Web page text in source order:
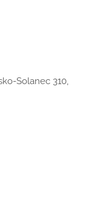
Solanec 310,